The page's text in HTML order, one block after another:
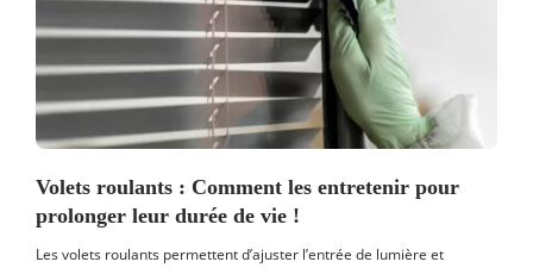
Volets roulants : Comment les entretenir pour
prolonger leur durée de vie !
Les volets roulants permettent d’ajuster l’entrée de lumière et